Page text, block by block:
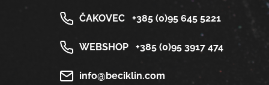
ČAKOVEC +385 (0)95 645 5221
WEBSHOP +385 (0)95 3917 474
info@beciklin.com